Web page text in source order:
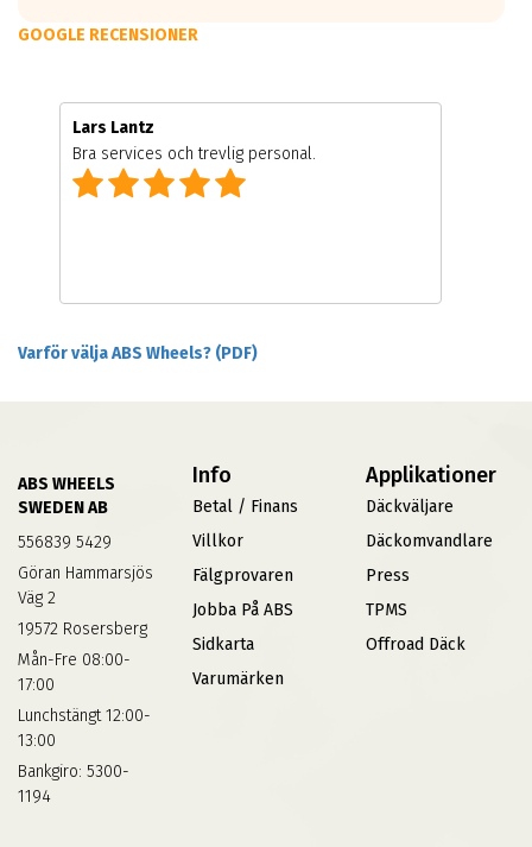
GOOGLE RECENSIONER
Lars Lantz
Bra services och trevlig personal.
Varför välja ABS Wheels? (PDF)
ABS WHEELS
SWEDEN AB
556839 5429
Göran Hammarsjös
Väg 2
19572 Rosersberg
Mån-Fre 08:00-
17:00
Lunchstängt 12:00-
13:00
Bankgiro: 5300-
1194
Info
Betal / Finans
Villkor
Fälgprovaren
Jobba På ABS
Sidkarta
Varumärken
Applikationer
Däckväljare
Däckomvandlare
Press
TPMS
Offroad Däck